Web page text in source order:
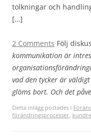
tolkningar och
[…]
2 Comments Följ
kommunikation är
vad den tycker är
glöms bort. Och det
Detta inlägg postades i
förändringsprocesser,